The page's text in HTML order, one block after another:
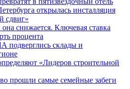
открылась инсталляция
сдвиг»
снижается. Ключевая ставка
процента
подверглись склады и
«Лидеров строительной
прошли самые семейные забеги